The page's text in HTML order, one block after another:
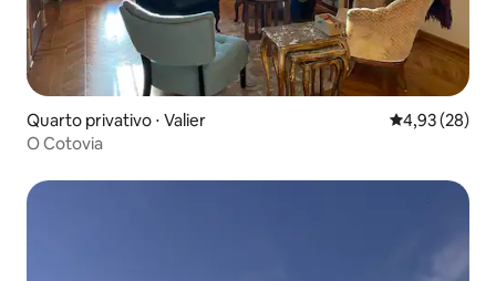
Quarto privativo ⋅ Valier 4,93 de uma
4,93 (28)
O Cotovia